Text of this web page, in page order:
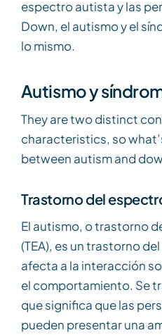
espectro autista y las
Down, el autismo y el
lo mismo.
Autismo y
They are two distinct
characteristics, so
between autism and
Trastorno del
El autismo, o trastorno
(TEA), es un trastorno
afecta a la interacción
el comportamiento. Se
que significa que las
pueden presentar una